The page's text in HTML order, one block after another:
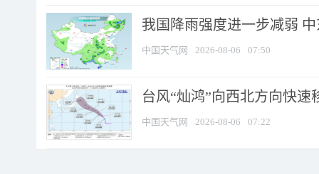
我国降雨强度进一步减弱
中国天气网 2026-08-06 07:50
台风“灿鸿”向西北方向快
中国天气网 2026-08-06 07:22